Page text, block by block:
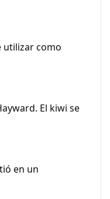
utilizar como
El kiwi se
en un